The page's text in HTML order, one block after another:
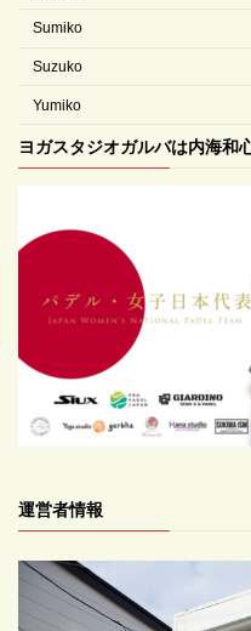
Sumiko
Suzuko
Yumiko
ヨガスタジオガルバは内海和
運営者情報